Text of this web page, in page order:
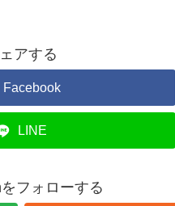
アする
Facebook
LINE
フォローする